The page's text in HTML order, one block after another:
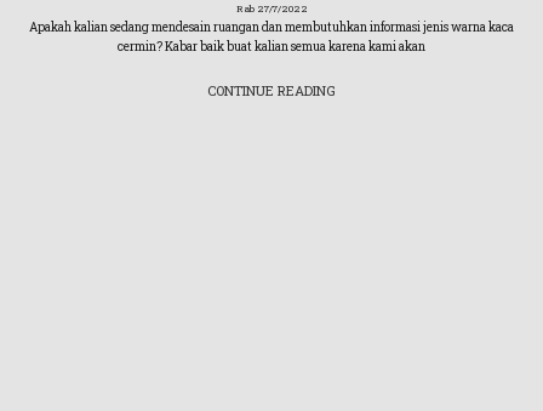
Rab 27/7/2022
Apakah kalian sedang mendesain ruangan dan membutuhkan informasi jenis warna kaca
cermin? Kabar baik buat kalian semua karena kami akan
CONTINUE READING